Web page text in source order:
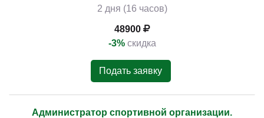
2 дня (16 часов)
48900
-3% скидка
Подать заявку
Администратор спортивной организации.